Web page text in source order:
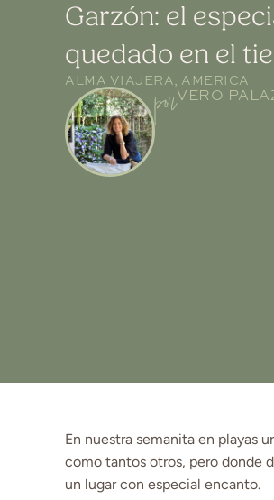
Garzón: el
quedado en el
ALMA VIAJERA AMERICA
porVERO
En nuestra semanita en playas
como tantos otros, pero donde
un lugar con especial encanto.